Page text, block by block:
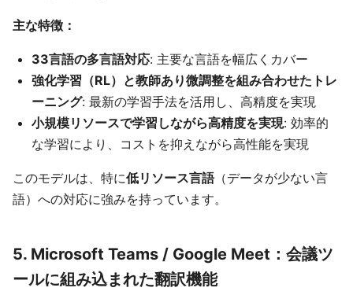
主な特徴：
33言語の多言語対応: 主要な言語を幅広くカバー
強化学習（RL）と教師あり微調整を組み合わせたトレ
ーニング: 最新の学習手法を活用し、高精度を実現
小規模リソースで学習しながら高精度を実現: 効率的
な学習により、コストを抑えながら高性能を実現
このモデルは、特に低リソース言語（データが少ない言
語）への対応に強みを持っています。
5. Microsoft Teams / Google Meet：会議ツ
ールに組み込まれた翻訳機能